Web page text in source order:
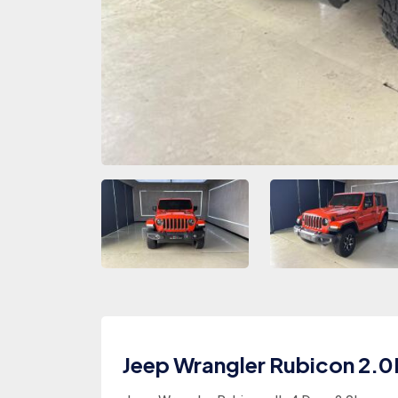
Jeep Wrangler Rubicon